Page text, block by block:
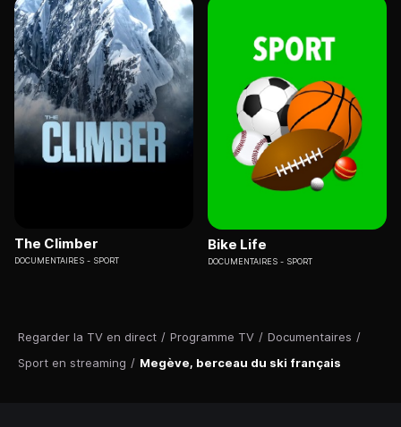
Regarder la TV en direct / Programme TV / Documentaires /
Sport en streaming / Megève, berceau du ski français
The Climber
DOCUMENTAIRES SPORT
Bike Life
DOCUMENTAIRES SPORT